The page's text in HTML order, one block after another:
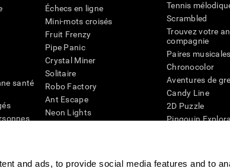
and ads, to provide social media features and to
santé
Échecs en ligne
Mini-mots croisés
Fruit Frenzy
Pipe Panic
Crystal Miner
Solitaire
Robo Factory
Ant Escape
Neon Lights
Space Rescue
Tennis
Scrambled
Trouvez votre
compagnie
Paires musicales
Chronocolor
Aventures de
Candy Line
2D Puzzle
Pingouin